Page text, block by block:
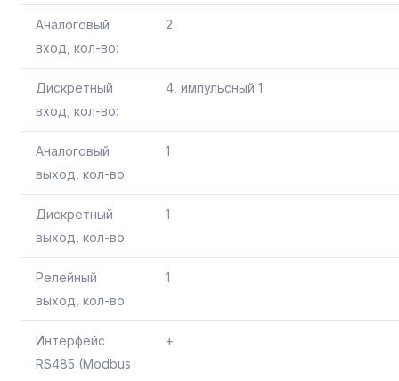
Аналоговый
вход, кол-во:
2
Дискретный
вход, кол-во:
4, импульсный 1
Аналоговый
выход, кол-во:
1
Дискретный
выход, кол-во:
1
Релейный
выход, кол-во:
1
Интерфейс
RS485 (Modbus
+